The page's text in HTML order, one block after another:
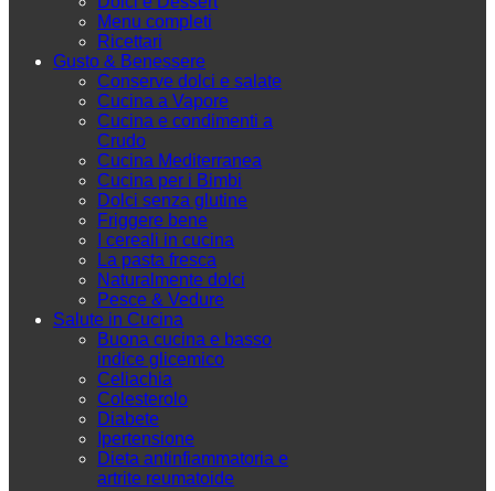
Menu completi
Ricettari
Gusto & Benessere
Conserve dolci e salate
Cucina a Vapore
Cucina e condimenti a
Crudo
Cucina Mediterranea
Cucina per i Bimbi
Dolci senza glutine
Friggere bene
I cereali in cucina
La pasta fresca
Naturalmente dolci
Pesce & Vedure
Salute in Cucina
Buona cucina e basso
indice glicemico
Celiachia
Colesterolo
Diabete
Ipertensione
Dieta antinfiammatoria e
artrite reumatoide